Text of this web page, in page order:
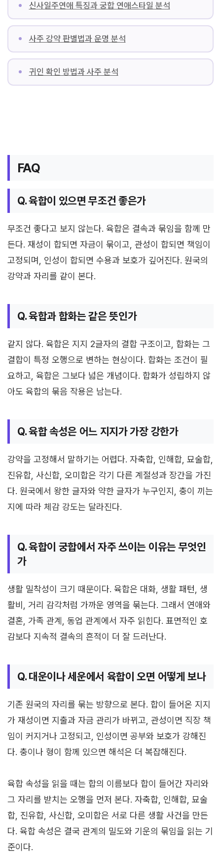
신사일주연애 특징과 궁합 연애스타일 분석
사주 강약 판별법과 운명 분석
귀인 확인 방법과 사주 분석
FAQ
Q. 육합이 있으면 무조건 좋은가
무조건 좋다고 보지 않는다. 육합은 결속과 묶임을 함께 만
든다. 재성이 합되면 자금이 묶이고, 관성이 합되면 책임이
고정되며, 인성이 합되면 수용과 보호가 깊어진다. 원국의
강약과 자리를 같이 본다.
Q. 육합과 합화는 같은 뜻인가
같지 않다. 육합은 지지 2글자의 결합 구조이고, 합화는 그
결합이 특정 오행으로 변하는 현상이다. 합화는 조건이 필
요하고, 육합은 그보다 넓은 개념이다. 합화가 성립하지 않
아도 육합의 묶음 작용은 남는다.
Q. 육합 속성은 어느 지지가 가장 강한가
강약을 고정해서 말하기는 어렵다. 자축합, 인해합, 묘술합,
진유합, 사신합, 오미합은 각기 다른 계절성과 장간을 가진
다. 원국에서 왕한 글자와 약한 글자가 누구인지, 충이 끼는
지에 따라 체감 강도는 달라진다.
Q. 육합이 궁합에서 자주 쓰이는 이유는 무엇인
가
생활 밀착성이 크기 때문이다. 육합은 대화, 생활 패턴, 생
활비, 거리 감각처럼 가까운 영역을 묶는다. 그래서 연애와
결혼, 가족 관계, 동업 관계에서 자주 읽힌다. 표면적인 호
감보다 지속적 결속의 흔적이 더 잘 드러난다.
Q. 대운이나 세운에서 육합이 오면 어떻게 보나
기존 원국의 자리를 묶는 방향으로 본다. 합이 들어온 지지
가 재성이면 지출과 자금 관리가 바뀌고, 관성이면 직장 책
임이 커지거나 고정되고, 인성이면 공부와 보호가 강해진
다. 충이나 형이 함께 있으면 해석은 더 복잡해진다.
육합 속성을 읽을 때는 합의 이름보다 합이 들어간 자리와
그 자리를 받치는 오행을 먼저 본다. 자축합, 인해합, 묘술
합, 진유합, 사신합, 오미합은 서로 다른 생활 사건을 만든
다. 육합 속성은 결국 관계의 밀도와 기운의 묶임을 읽는 기
준이다.